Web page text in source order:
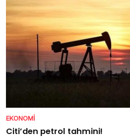
EKONOMI
Citi’den petrol tahmini!